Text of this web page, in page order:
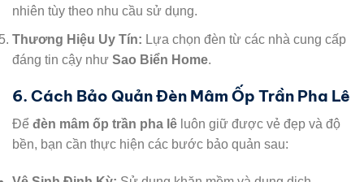
nhiên tùy theo nhu cầu sử dụng.
Thương Hiệu Uy Tín: Lựa chọn đèn từ các nhà cung cấp
đáng tin cậy như Sao Biển Home.
6. Cách Bảo Quản Đèn Mâm Ốp Trần Pha Lê
Để đèn mâm ốp trần pha lê luôn giữ được vẻ đẹp và độ
bền, bạn cần thực hiện các bước bảo quản sau: